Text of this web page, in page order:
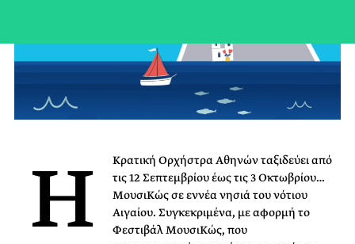
Η
Κρατική Ορχήστρα Αθηνών ταξιδεύει από
τις 12 Σεπτεμβρίου έως τις 3 Οκτωβρίου…
ΜουσιΚώς σε εννέα νησιά του νότιου
Αιγαίου. Συγκεκριμένα, με αφορμή το
Φεστιβάλ ΜουσιΚώς, που